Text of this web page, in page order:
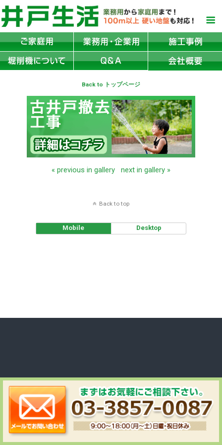
Back to トップページ
« previous in gallery next in gallery »
Back to top
Mobile Desktop